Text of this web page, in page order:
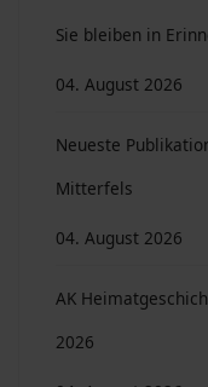
Sie bleiben in
04. August 2026
Neueste
Mitterfels
04. August 2026
AK
2026